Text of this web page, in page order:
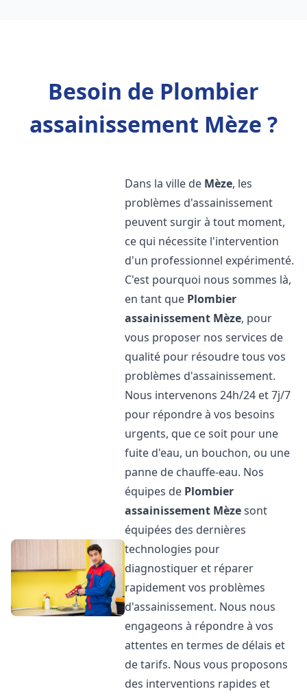
Besoin de Plombier
assainissement Mèze ?
Dans la ville de Mèze, les
problèmes d'assainissement
peuvent surgir à tout moment,
ce qui nécessite l'intervention
d'un professionnel expérimenté.
C'est pourquoi nous sommes là,
en tant que Plombier
assainissement Mèze, pour
vous proposer nos services de
qualité pour résoudre tous vos
problèmes d'assainissement.
Nous intervenons 24h/24 et 7j/7
pour répondre à vos besoins
urgents, que ce soit pour une
fuite d'eau, un bouchon, ou une
panne de chauffe-eau. Nos
équipes de Plombier
assainissement Mèzesont
équipées des dernières
technologies pour
diagnostiquer et réparer
rapidement vos problèmes
d'assainissement. Nous nous
engageons à répondre à vos
attentes en termes de délais et
de tarifs. Nous vous proposons
des interventions rapides et